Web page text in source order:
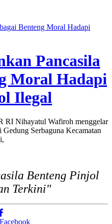
Benteng Moral Hadapi
Pancasila
Moral Hadapi
Ilegal
Nihayatul Wafiroh menggelar
Serbaguna Kecamatan
Benteng Pinjol
Terkini"